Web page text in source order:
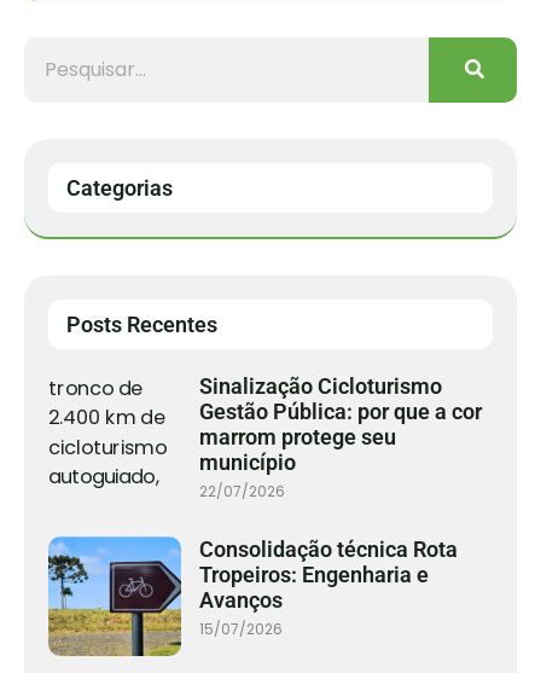
Categorias
Posts Recentes
Sinalização Cicloturismo
Gestão Pública: por que a cor
marrom protege seu
município
22/07/2026
Consolidação técnica Rota
Tropeiros: Engenharia e
Avanços
15/07/2026